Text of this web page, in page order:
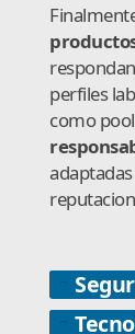
perfiles
como